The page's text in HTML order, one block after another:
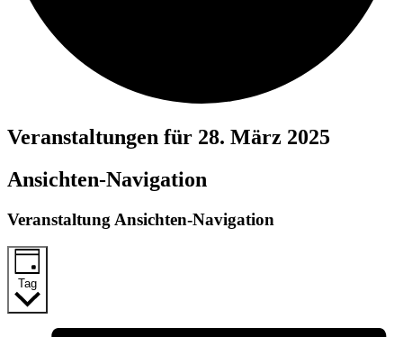
Veranstaltungen für 28. März 2025
Ansichten-Navigation
Veranstaltung Ansichten-Navigation
Tag